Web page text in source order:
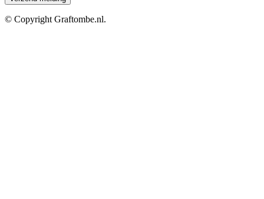
© Copyright Graftombe.nl.